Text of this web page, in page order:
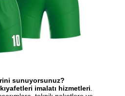
sunuyorsunuz?
imalatı hizmetleri